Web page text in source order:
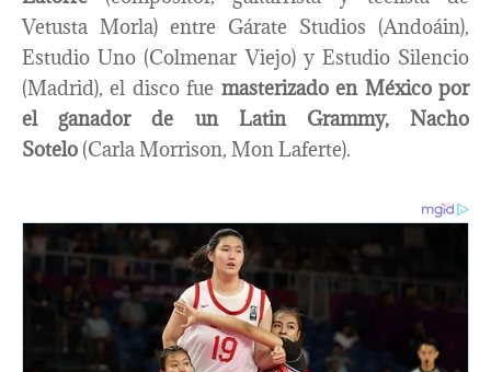
Vetusta Morla) entre Gárate Studios (Andoáin),
Estudio Uno (Colmenar Viejo) y Estudio Silencio
(Madrid), el disco fue masterizado en México por
el ganador de un Latin Grammy, Nacho
Sotelo (Carla Morrison, Mon Laferte).